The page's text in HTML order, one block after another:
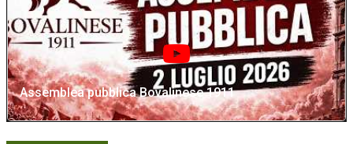
Assemblea pubblica Bovalinese 1911